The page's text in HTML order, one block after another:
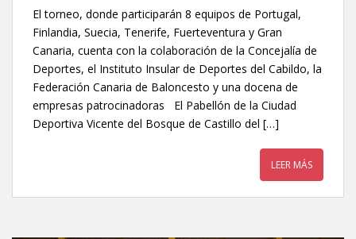
El torneo, donde participarán 8 equipos de Portugal,
Finlandia, Suecia, Tenerife, Fuerteventura y Gran
Canaria, cuenta con la colaboración de la Concejalía de
Deportes, el Instituto Insular de Deportes del Cabildo, la
Federación Canaria de Baloncesto y una docena de
empresas patrocinadoras El Pabellón de la Ciudad
Deportiva Vicente del Bosque de Castillo del […]
LEER MÁS